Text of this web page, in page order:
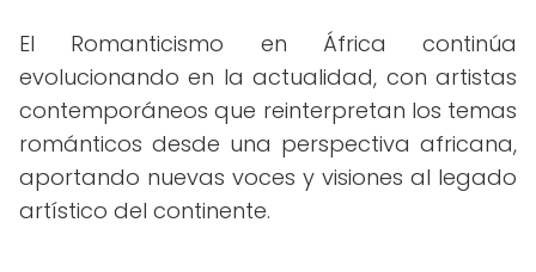
El Romanticismo en África continúa
evolucionando en la actualidad, con artistas
contemporáneos que reinterpretan los temas
románticos desde una perspectiva africana,
aportando nuevas voces y visiones al legado
artístico del continente.